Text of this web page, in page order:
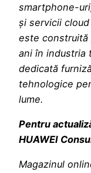
smartphone-
și servicii cloud
este
ani în industria
dedicată
tehnologice
lume.
Pentru
HUAWEI
Magazinul